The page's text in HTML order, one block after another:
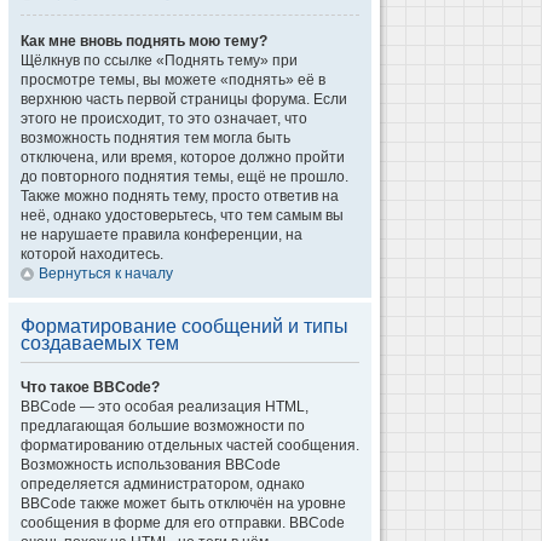
Как мне вновь поднять мою тему?
Щёлкнув по ссылке «Поднять тему» при
просмотре темы, вы можете «поднять» её в
верхнюю часть первой страницы форума. Если
этого не происходит, то это означает, что
возможность поднятия тем могла быть
отключена, или время, которое должно пройти
до повторного поднятия темы, ещё не прошло.
Также можно поднять тему, просто ответив на
неё, однако удостоверьтесь, что тем самым вы
не нарушаете правила конференции, на
которой находитесь.
Вернуться к началу
Форматирование сообщений и типы
создаваемых тем
Что такое BBCode?
BBCode — это особая реализация HTML,
предлагающая большие возможности по
форматированию отдельных частей сообщения.
Возможность использования BBCode
определяется администратором, однако
BBCode также может быть отключён на уровне
сообщения в форме для его отправки. BBCode